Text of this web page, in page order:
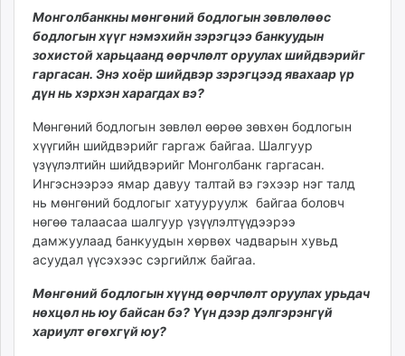
eagle.mn
ergelt.mn
zarig.mn
today.mn
zuv.mn
mminfo.mn
ugluu.mn
urlag.mn
unen.mn
asu.mn
shudarga.mn
shuurhai.mn
isee.mn
mglradio.com
Монголбанкны мөнгөний бодлогын зөвлөлөөс
бодлогын хүүг нэмэхийн зэрэгцээ банкуудын
зохистой харьцаанд өөрчлөлт оруулах шийдвэрийг
гаргасан. Энэ хоёр шийдвэр зэрэгцээд явахаар үр
дүн нь хэрхэн харагдах вэ?
Мөнгөний бодлогын зөвлөл өөрөө зөвхөн бодлогын
хүүгийн шийдвэрийг гаргаж байгаа. Шалгуур
үзүүлэлтийн шийдвэрийг Монголбанк гаргасан.
Ингэснээрээ ямар давуу талтай вэ гэхээр нэг талд
нь мөнгөний бодлогыг хатууруулж байгаа боловч
нөгөө талаасаа шалгуур үзүүлэлтүүдээрээ
дамжуулаад банкуудын хөрвөх чадварын хувьд
асуудал үүсэхээс сэргийлж байгаа.
Мөнгөний бодлогын хүүнд өөрчлөлт оруулах урьдач
нөхцөл нь юу байсан бэ? Үүн дээр дэлгэрэнгүй
хариулт өгөхгүй юу?